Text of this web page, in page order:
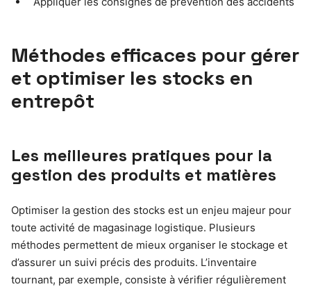
Méthodes efficaces pour gérer
et optimiser les stocks en
entrepôt
Les meilleures pratiques pour la
gestion des produits et matières
Optimiser la gestion des stocks est un enjeu majeur pour
toute activité de magasinage logistique. Plusieurs
méthodes permettent de mieux organiser le stockage et
d’assurer un suivi précis des produits. L’inventaire
tournant, par exemple, consiste à vérifier régulièrement